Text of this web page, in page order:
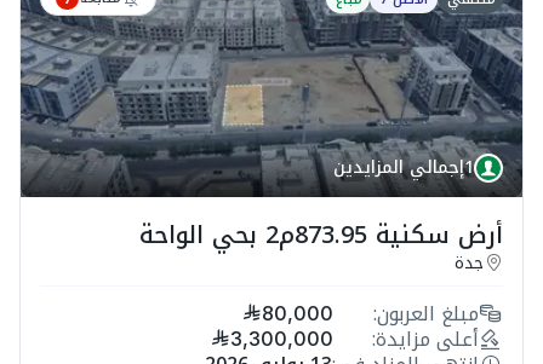
1إجمالي المزايدين
أرض سكنية 873.95م2 بحي الواحة
جدة
مبلغ العربون: 80,000
أعلى مزايدة: 3,300,000